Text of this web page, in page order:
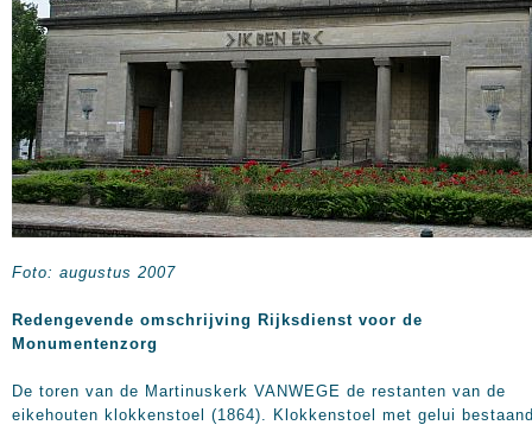
Foto: augustus 2007
Redengevende omschrijving Rijksdienst voor de
Monumentenzorg
De toren van de Martinuskerk VANWEGE de restanten van de
eikehouten klokkenstoel (1864). Klokkenstoel met gelui